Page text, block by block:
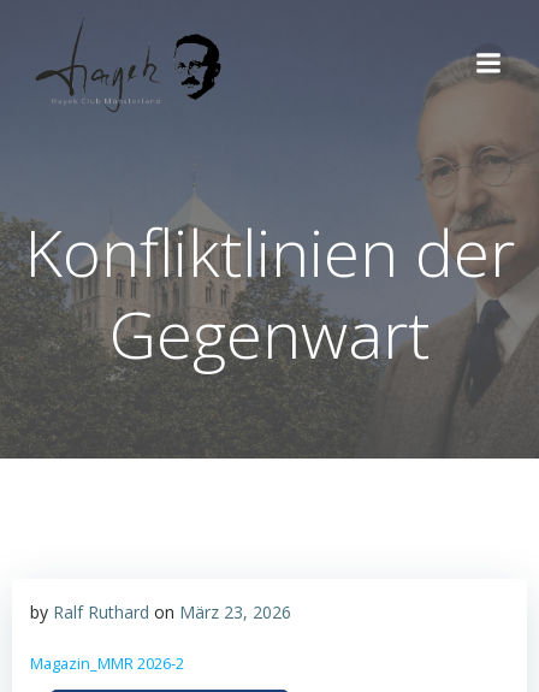
Konfliktlinien der
Gegenwart
by Ralf Ruthard on März 23, 2026
Magazin_MMR 2026-2